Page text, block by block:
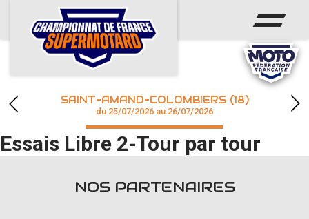
ACCUEIL
ACTUS
CALENDRIER
CHAMPIONNAT
RÉSULTATS
SAINT-AMAND-COLOMBIERS (18)
du 25/07/2026 au 26/07/2026
Essais Libre 2-Tour par tour
NOS PARTENAIRES